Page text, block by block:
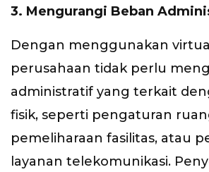
3. Mengurangi Beban
Dengan menggunakan
perusahaan tidak perlu
administratif yang terkait
fisik, seperti pengaturan
pemeliharaan fasilitas, atau
layanan telekomunikasi.